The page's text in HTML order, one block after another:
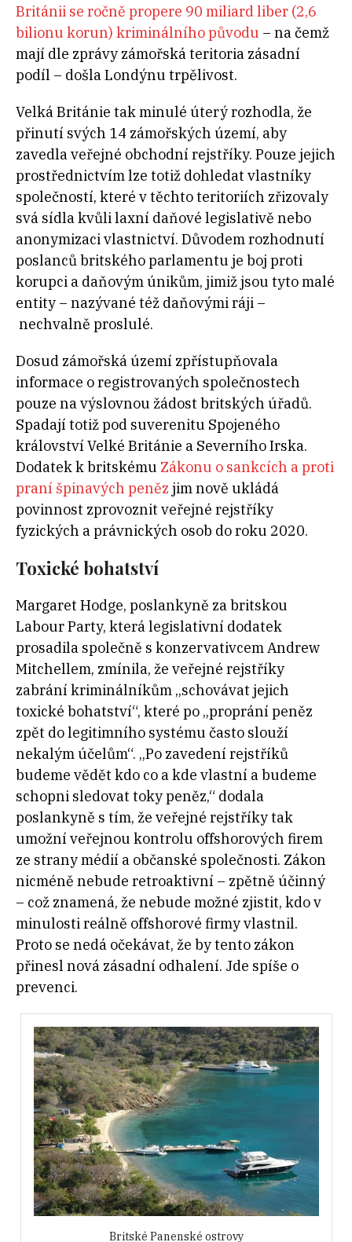
Británii se ročně propere 90 miliard liber (2,6
bilionu korun) kriminálního původu – na čemž
mají dle zprávy zámořská teritoria zásadní
podíl – došla Londýnu trpělivost.
Velká Británie tak minulé úterý rozhodla, že
přinutí svých 14 zámořských území, aby
zavedla veřejné obchodní rejstříky. Pouze jejich
prostřednictvím lze totiž dohledat vlastníky
společností, které v těchto teritoriích zřizovaly
svá sídla kvůli laxní daňové legislativě nebo
anonymizaci vlastnictví. Důvodem rozhodnutí
poslanců britského parlamentu je boj proti
korupci a daňovým únikům, jimiž jsou tyto malé
entity – nazývané též daňovými ráji –
nechvalně proslulé.
Dosud zámořská území zpřístupňovala
informace o registrovaných společnostech
pouze na výslovnou žádost britských úřadů.
Spadají totiž pod suverenitu Spojeného
království Velké Británie a Severního Irska.
Dodatek k britskému Zákonu o sankcích a proti
praní špinavých peněz jim nově ukládá
povinnost zprovoznit veřejné rejstříky
fyzických a právnických osob do roku 2020.
Toxické bohatství
Margaret Hodge, poslankyně za britskou
Labour Party, která legislativní dodatek
prosadila společně s konzervativcem Andrew
Mitchellem, zmínila, že veřejné rejstříky
zabrání kriminálníkům „schovávat jejich
toxické bohatství“, které po „proprání peněz
zpět do legitimního systému často slouží
nekalým účelům“. „Po zavedení rejstříků
budeme vědět kdo co a kde vlastní a budeme
schopni sledovat toky peněz,“ dodala
poslankyně s tím, že veřejné rejstříky tak
umožní veřejnou kontrolu offshorových firem
ze strany médií a občanské společnosti. Zákon
nicméně nebude retroaktivní – zpětně účinný
– což znamená, že nebude možné zjistit, kdo v
minulosti reálně offshorové firmy vlastnil.
Proto se nedá očekávat, že by tento zákon
přinesl nová zásadní odhalení. Jde spíše o
prevenci.
Britské Panenské ostrovy